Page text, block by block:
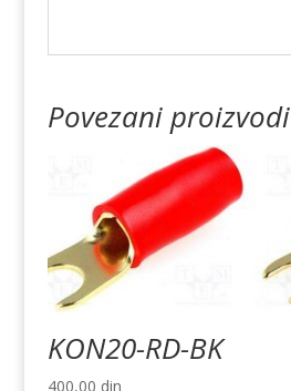
Povezani proizvodi
KON20-RD-BK
400,00 din